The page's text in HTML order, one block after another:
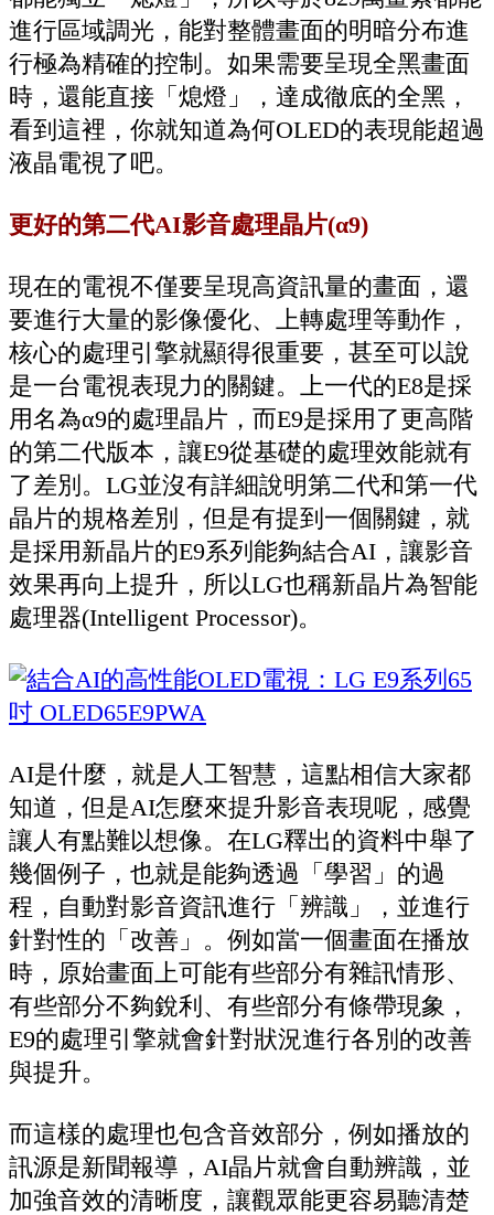
進行區域調光，能對整體畫面的明暗分布進
行極為精確的控制。如果需要呈現全黑畫面
時，還能直接「熄燈」，達成徹底的全黑，
看到這裡，你就知道為何OLED的表現能超過
液晶電視了吧。
更好的第二代AI影音處理晶片(α9)
現在的電視不僅要呈現高資訊量的畫面，還
要進行大量的影像優化、上轉處理等動作，
核心的處理引擎就顯得很重要，甚至可以說
是一台電視表現力的關鍵。上一代的E8是採
用名為α9的處理晶片，而E9是採用了更高階
的第二代版本，讓E9從基礎的處理效能就有
了差別。LG並沒有詳細說明第二代和第一代
晶片的規格差別，但是有提到一個關鍵，就
是採用新晶片的E9系列能夠結合AI，讓影音
效果再向上提升，所以LG也稱新晶片為智能
處理器(Intelligent Processor)。
AI是什麼，就是人工智慧，這點相信大家都
知道，但是AI怎麼來提升影音表現呢，感覺
讓人有點難以想像。在LG釋出的資料中舉了
幾個例子，也就是能夠透過「學習」的過
程，自動對影音資訊進行「辨識」，並進行
針對性的「改善」。例如當一個畫面在播放
時，原始畫面上可能有些部分有雜訊情形、
有些部分不夠銳利、有些部分有條帶現象，
E9的處理引擎就會針對狀況進行各別的改善
與提升。
而這樣的處理也包含音效部分，例如播放的
訊源是新聞報導，AI晶片就會自動辨識，並
加強音效的清晰度，讓觀眾能更容易聽清楚